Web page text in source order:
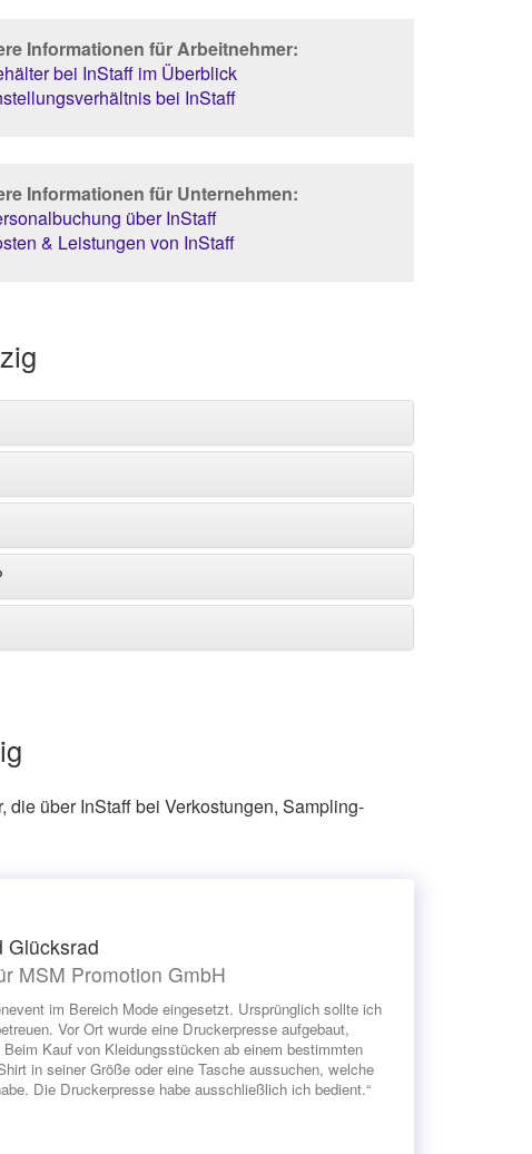
Informationen für Arbeitnehmer:
bei InStaff im Überblick
bei InStaff
Informationen für Unternehmen:
über InStaff
& Leistungen von InStaff
über InStaff bei Verkostungen, Sampling-
Glücksrad
MSM Promotion GmbH
im Bereich Mode eingesetzt. Ursprünglich sollte ich
Vor Ort wurde eine Druckerpresse aufgebaut,
Kauf von Kleidungsstücken ab einem bestimmten
in seiner Größe oder eine Tasche aussuchen, welche
Die Druckerpresse habe ausschließlich ich bedient.“